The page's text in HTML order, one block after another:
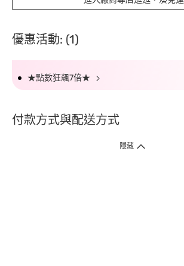
優惠活動: (1)
★點數狂飆7倍★
付款方式與配送方式
隱藏